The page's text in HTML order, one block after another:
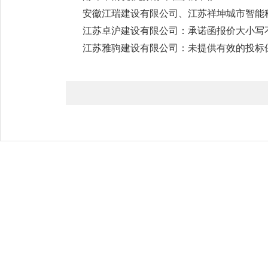
安徽江瑞建设有限公司、江苏祥坤城市智
江苏卓沪建设有限公司：承诺函报价大小写
江苏雅驹建设有限公司：未提供有效的投标